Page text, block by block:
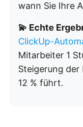
wann Sie Ihre
💫 Echte
ClickUp-
Mitarbeiter 1
Steigerung
12 % führt.